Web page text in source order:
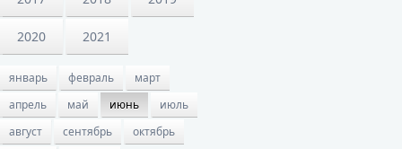
2020 2021
январь февраль
март
апрель
май июнь
июль
август
сентябрь
октябрь